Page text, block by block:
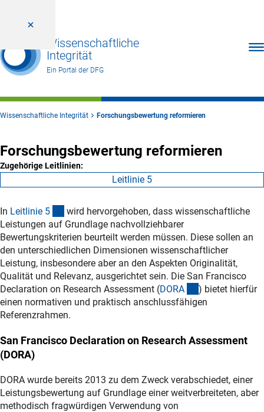
Wissenschaftliche
Integrität
Ein Portal der DFG
Wissenschaftliche Integrität Forschungsbewertung reformieren
Forschungsbewertung reformieren
Zugehörige Leitlinien:
Leitlinie 5
In Leitlinie 5 (interner Link)
wird hervorgehoben, dass wissenschaftliche
Leistungen auf Grundlage nachvollziehbarer
Bewertungskriterien beurteilt werden müssen. Diese sollen an
den unterschiedlichen Dimensionen wissenschaftlicher
Leistung, insbesondere aber an den Aspekten Originalität,
Qualität und Relevanz, ausgerichtet sein. Die San Francisco
Declaration on Research Assessment (DORA (externer Link)
) bietet hierfür
einen normativen und praktisch anschlussfähigen
Referenzrahmen.
San Francisco Declaration on Research Assessment
(DORA)
DORA wurde bereits 2013 zu dem Zweck verabschiedet, einer
Leistungsbewertung auf Grundlage einer weitverbreiteten, aber
methodisch fragwürdigen Verwendung von